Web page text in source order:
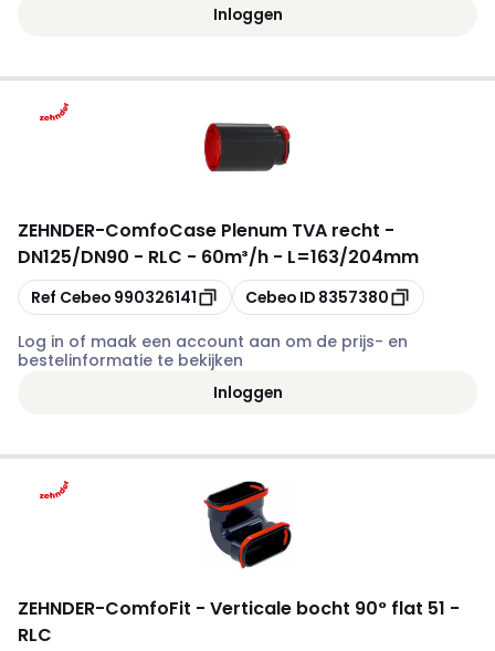
Inloggen
ZEHNDER-ComfoCase Plenum TVA recht -
DN125/DN90 - RLC - 60m³/h - L=163/204mm
Kopiëren
Ref Cebeo 990326141 Kopiëren
Cebeo ID 8357380
Log in of maak een account aan om de prijs- en
bestelinformatie te bekijken
Inloggen
ZEHNDER-ComfoFit - Verticale bocht 90° flat 51 -
RLC